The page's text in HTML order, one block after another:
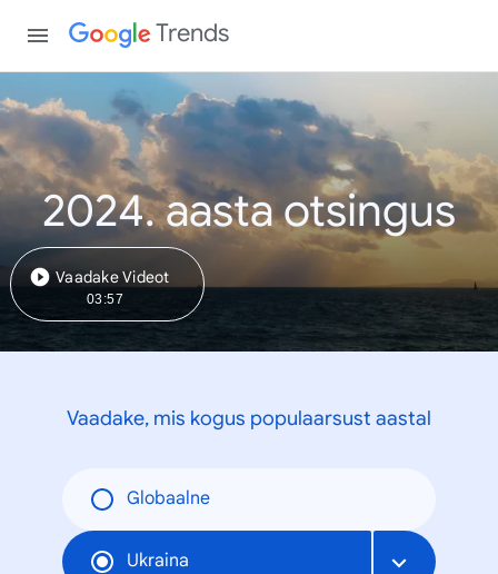
Trends
2024. aasta otsingus
Vaadake Videot
03:57
Vaadake, mis kogus populaarsust aastal
Globaalne
Ukraina